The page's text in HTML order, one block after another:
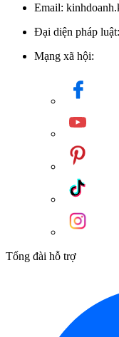
Email:
Đại diện pháp
Mạng xã hội:
Tổng đài hỗ trợ